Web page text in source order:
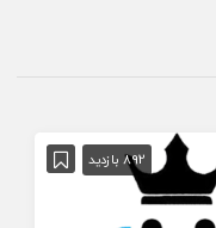
892 بازدید